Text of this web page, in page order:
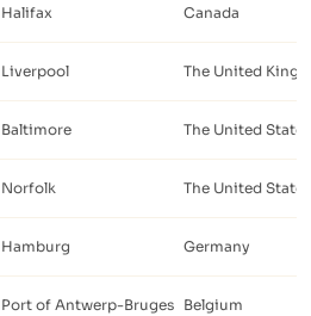
Halifax Canada
Liverpool The United
Baltimore The United States
Norfolk The United States
Hamburg Germany
Port of Antwerp-Bruges Belgium